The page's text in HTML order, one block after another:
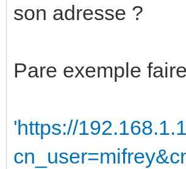
son adresse ?
Pare exemple faire
'https://